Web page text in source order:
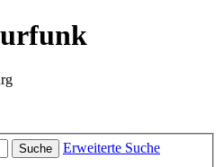
Suche Erweiterte Suche